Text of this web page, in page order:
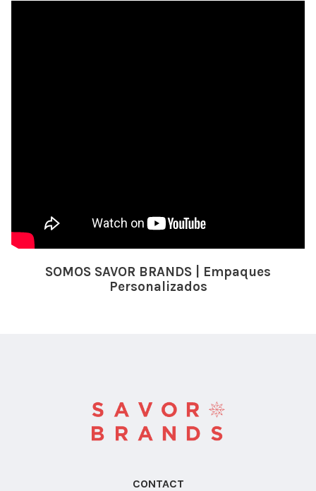
SOMOS SAVOR BRANDS | Empaques
Personalizados
CONTACT